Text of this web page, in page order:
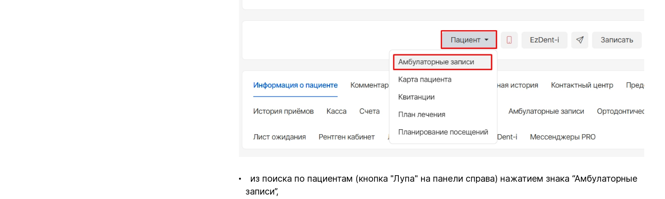
из поиска по пациентам (кнопка "Лупа" на панели справа) нажатием знака “Амбулаторные
записи”,